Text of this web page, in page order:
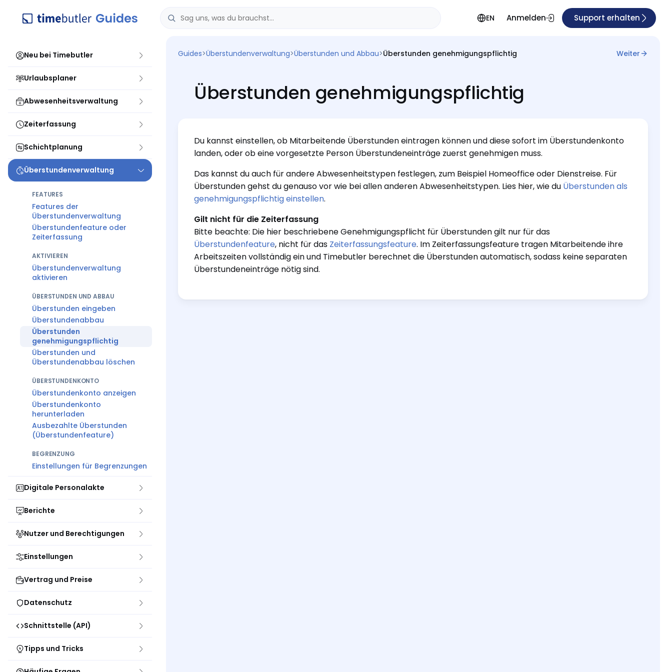
EN Anmelden Support erhalten
Neu bei Timebutler
Urlaubsplaner
Abwesenheitsverwaltung
Zeiterfassung
Schichtplanung
Überstundenverwaltung
FEATURES
Features der
Überstundenverwaltung
Überstundenfeature oder
Zeiterfassung
AKTIVIEREN
Überstundenverwaltung
aktivieren
ÜBERSTUNDEN UND ABBAU
Überstunden eingeben
Überstundenabbau
Überstunden
genehmigungspflichtig
Überstunden und
Überstundenabbau löschen
ÜBERSTUNDENKONTO
Überstundenkonto anzeigen
Überstundenkonto
herunterladen
Ausbezahlte Überstunden
(Überstundenfeature)
BEGRENZUNG
Einstellungen für Begrenzungen
Digitale Personalakte
Berichte
Nutzer und Berechtigungen
Einstellungen
Vertrag und Preise
Datenschutz
Schnittstelle (API)
Tipps und Tricks
Guides>Überstundenverwaltung>Überstunden und Abbau>Überstunden genehmigungspflichtig Weiter
Überstunden genehmigungspflichtig
Du kannst einstellen, ob Mitarbeitende Überstunden eintragen können und diese sofort im Überstundenkonto
landen, oder ob eine vorgesetzte Person Überstundeneinträge zuerst genehmigen muss.
Das kannst du auch für andere Abwesenheitstypen festlegen, zum Beispiel Homeoffice oder Dienstreise. Für
Überstunden gehst du genauso vor wie bei allen anderen Abwesenheitstypen. Lies hier, wie du Überstunden als
genehmigungspflichtig einstellen.
Gilt nicht für die Zeiterfassung
Bitte beachte: Die hier beschriebene Genehmigungspflicht für Überstunden gilt nur für das
Überstundenfeature, nicht für das Zeiterfassungsfeature. Im Zeiterfassungsfeature tragen Mitarbeitende ihre
Arbeitszeiten vollständig ein und Timebutler berechnet die Überstunden automatisch, sodass keine separaten
Überstundeneinträge nötig sind.